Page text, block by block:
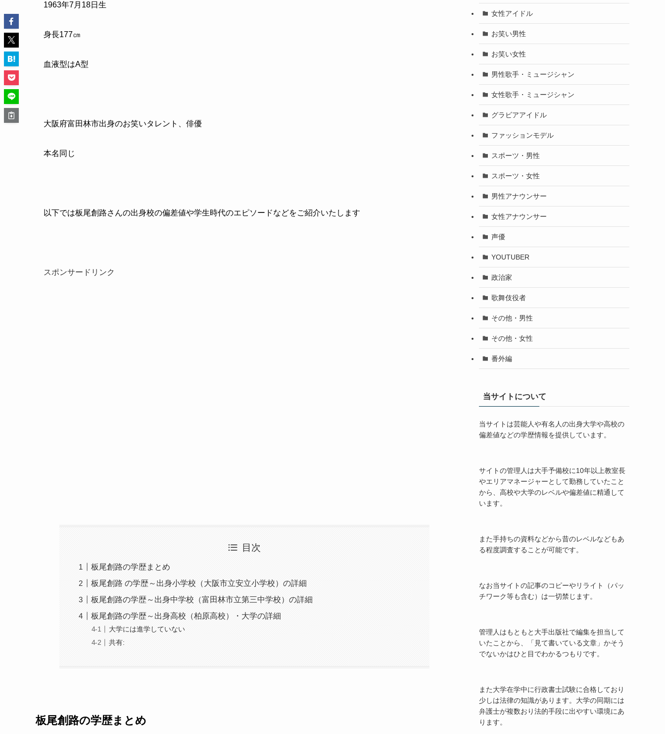
1963年7月 18日生
身長177㎝
血液型はA型
大阪府富田林市出身のお笑いタレント、俳優
本名同じ
以下では板尾創路さんの出身校の偏差値や学生時代のエピソードなどをご紹介いたします
スポンサードリンク
目次
板尾創路の学歴まとめ
板尾創路 の学歴～出身小学校（大阪市立安立小学校）の詳細
板尾創路の学歴～出身中学校（富田林市立第三中学校）の詳細
板尾創路の学歴～出身高校（柏原高校）・大学の詳細
大学には進学していない
共有:
板尾創路の学歴まとめ
女性アイドル
お笑い男性
お笑い女性
男性歌手・ミュージシャン
女性歌手・ミュージシャン
グラビアアイドル
ファッションモデル
スポーツ・男性
スポーツ・女性
男性アナウンサー
女性アナウンサー
声優
YOUTUBER
政治家
歌舞伎役者
その他・男性
その他・女性
番外編
当サイトについて
当サイトは芸能人や有名人の出身大学や高校の
偏差値などの学歴情報を提供しています。
サイトの管理人は大手予備校に10年以上教室長
やエリアマネージャーとして勤務していたこと
から、高校や大学のレベルや偏差値に精通して
います。
また手持ちの資料などから昔のレベルなどもあ
る程度調査することが可能です。
なお当サイトの記事のコピーやリライト（パッ
チワーク等も含む）は一切禁じます。
管理人はもともと大手出版社で編集を担当して
いたことから、「見て書いている文章」かそう
でないかはひと目でわかるつもりです。
また大学在学中に行政書士試験に合格しており
少しは法律の知識があります。大学の同期には
弁護士が複数おり法的手段に出やすい環境にあ
ります。